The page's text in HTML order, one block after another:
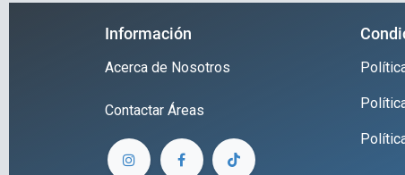
Información
Acerca de Nosotros
Contactar Áreas